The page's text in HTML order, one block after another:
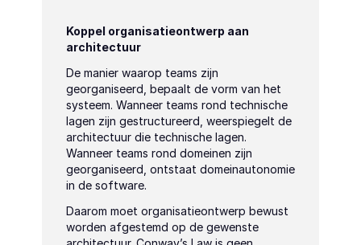
Koppel organisatieontwerp aan
architectuur
De manier waarop teams zijn
georganiseerd, bepaalt de vorm van het
systeem. Wanneer teams rond technische
lagen zijn gestructureerd, weerspiegelt de
architectuur die technische lagen.
Wanneer teams rond domeinen zijn
georganiseerd, ontstaat domeinautonomie
in de software.
Daarom moet organisatieontwerp bewust
worden afgestemd op de gewenste